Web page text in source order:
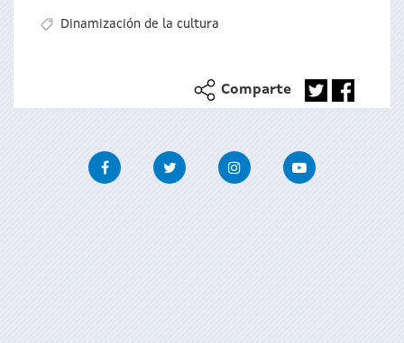
Dinamización de la cultura
Comparte
FacebookTwitter InstagramYoutube